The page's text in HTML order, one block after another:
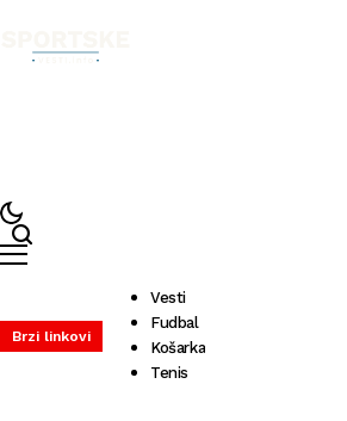
Brzi linkovi
Vesti
Fudbal
Košarka
Tenis